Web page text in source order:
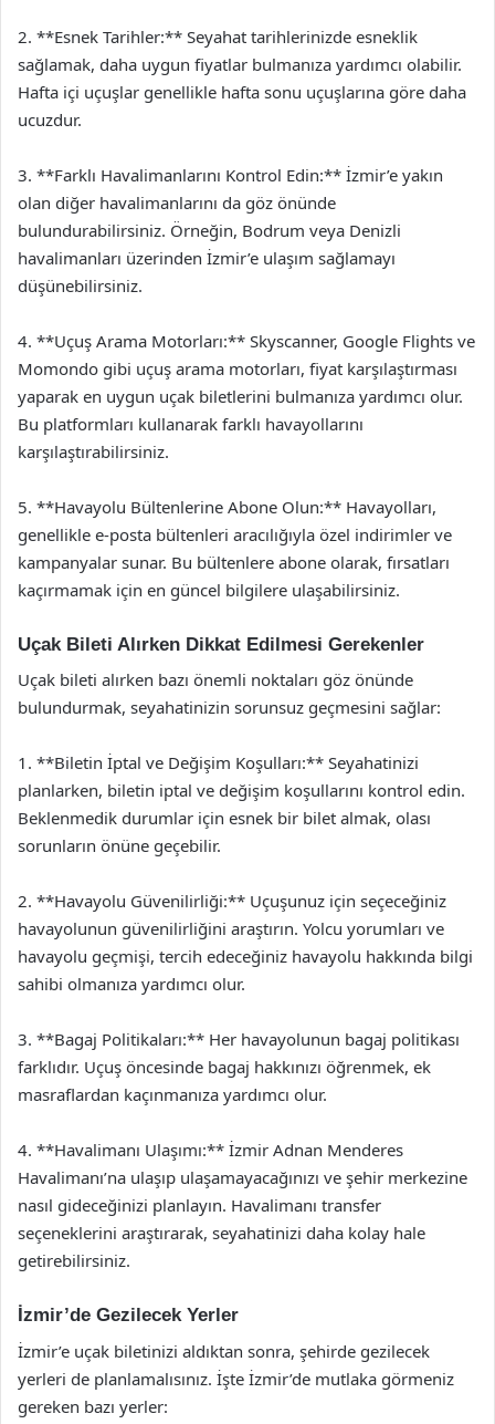
2. **Esnek Tarihler:** Seyahat tarihlerinizde esneklik
sağlamak, daha uygun fiyatlar bulmanıza yardımcı olabilir.
Hafta içi uçuşlar genellikle hafta sonu uçuşlarına göre daha
ucuzdur.
3. **Farklı Havalimanlarını Kontrol Edin:** İzmir’e yakın
olan diğer havalimanlarını da göz önünde
bulundurabilirsiniz. Örneğin, Bodrum veya Denizli
havalimanları üzerinden İzmir’e ulaşım sağlamayı
düşünebilirsiniz.
4. **Uçuş Arama Motorları:** Skyscanner, Google Flights ve
Momondo gibi uçuş arama motorları, fiyat karşılaştırması
yaparak en uygun uçak biletlerini bulmanıza yardımcı olur.
Bu platformları kullanarak farklı havayollarını
karşılaştırabilirsiniz.
5. **Havayolu Bültenlerine Abone Olun:** Havayolları,
genellikle e-posta bültenleri aracılığıyla özel indirimler ve
kampanyalar sunar. Bu bültenlere abone olarak, fırsatları
kaçırmamak için en güncel bilgilere ulaşabilirsiniz.
Uçak Bileti Alırken Dikkat Edilmesi Gerekenler
Uçak bileti alırken bazı önemli noktaları göz önünde
bulundurmak, seyahatinizin sorunsuz geçmesini sağlar:
1. **Biletin İptal ve Değişim Koşulları:** Seyahatinizi
planlarken, biletin iptal ve değişim koşullarını kontrol edin.
Beklenmedik durumlar için esnek bir bilet almak, olası
sorunların önüne geçebilir.
2. **Havayolu Güvenilirliği:** Uçuşunuz için seçeceğiniz
havayolunun güvenilirliğini araştırın. Yolcu yorumları ve
havayolu geçmişi, tercih edeceğiniz havayolu hakkında bilgi
sahibi olmanıza yardımcı olur.
3. **Bagaj Politikaları:** Her havayolunun bagaj politikası
farklıdır. Uçuş öncesinde bagaj hakkınızı öğrenmek, ek
masraflardan kaçınmanıza yardımcı olur.
4. **Havalimanı Ulaşımı:** İzmir Adnan Menderes
Havalimanı’na ulaşıp ulaşamayacağınızı ve şehir merkezine
nasıl gideceğinizi planlayın. Havalimanı transfer
seçeneklerini araştırarak, seyahatinizi daha kolay hale
getirebilirsiniz.
İzmir’de Gezilecek Yerler
İzmir’e uçak biletinizi aldıktan sonra, şehirde gezilecek
yerleri de planlamalısınız. İşte İzmir’de mutlaka görmeniz
gereken bazı yerler: